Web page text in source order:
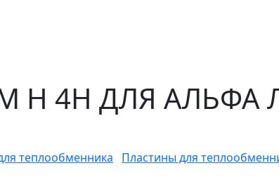
H 4H ДЛЯ АЛЬФА
теплообменника
Пластины для